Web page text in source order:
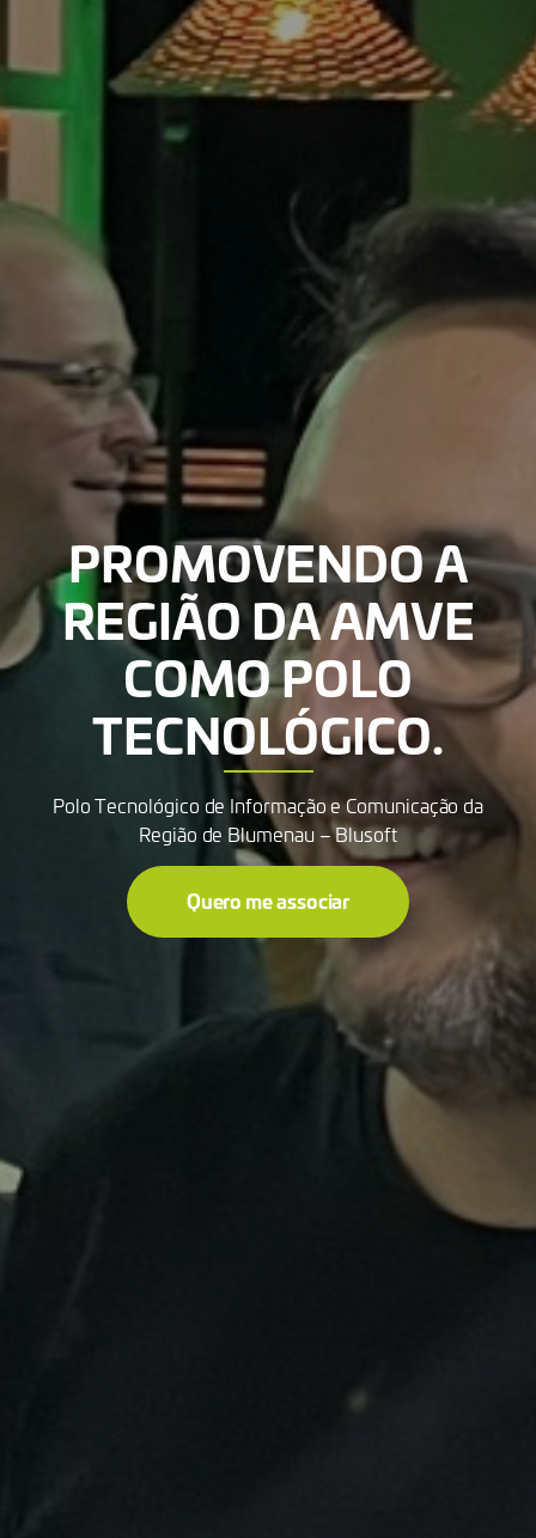
PROMOVENDO A
REGIÃO DA AMVE
COMO POLO
TECNOLÓGICO.
Polo Tecnológico de Informação e Comunicação da
Região de Blumenau – Blusoft
Quero me associar